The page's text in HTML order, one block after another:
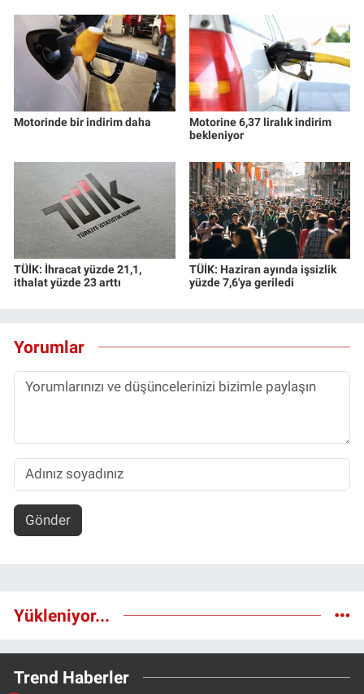
Motorinde bir indirim daha
Motorine 6,37 liralık indirim
bekleniyor
TÜİK: İhracat yüzde 21,1,
ithalat yüzde 23 arttı
TÜİK: Haziran ayında işsizlik
yüzde 7,6'ya geriledi
Yorumlar
Gönder
Yükleniyor...
Trend Haberler